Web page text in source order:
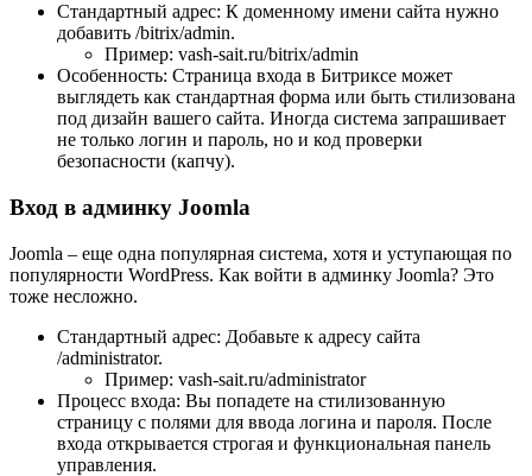
Стандартный адрес: К доменному имени сайта нужно
добавить /bitrix/admin.
Пример: vash-sait.ru/bitrix/admin
Особенность: Страница входа в Битриксе может
выглядеть как стандартная форма или быть стилизована
под дизайн вашего сайта. Иногда система запрашивает
не только логин и пароль, но и код проверки
безопасности (капчу).
Вход в админку Joomla
Joomla – еще одна популярная система, хотя и уступающая по
популярности WordPress. Как войти в админку Joomla? Это
тоже несложно.
Стандартный адрес: Добавьте к адресу сайта
/administrator.
Пример: vash-sait.ru/administrator
Процесс входа: Вы попадете на стилизованную
страницу с полями для ввода логина и пароля. После
входа открывается строгая и функциональная панель
управления.